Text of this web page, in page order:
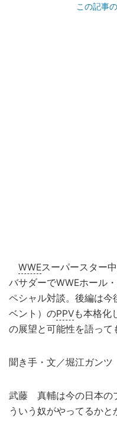
この記事
WWEスーパースター中
バサダーでWWEホール
ペシャル対談。後編は今
ベント）のPPVも本格化
の展望と可能性を語って
聞き手・文／堀江ガンツ
武藤 真輔は今の日本の
ういう奴がやってるかと